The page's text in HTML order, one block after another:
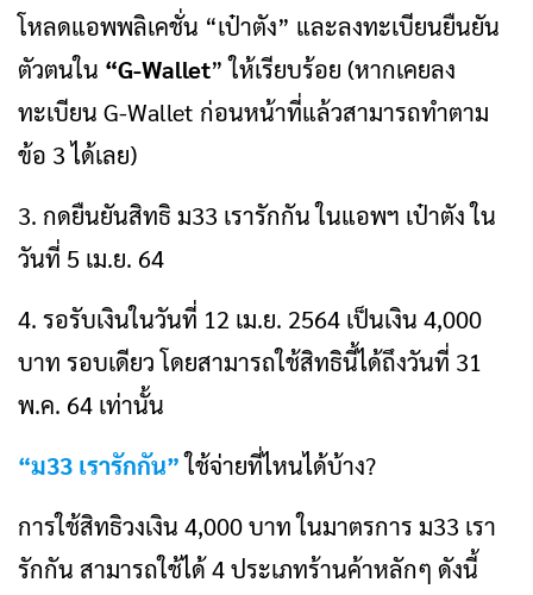
โหลดแอพพลิเคชั่น “เป๋าตัง” และลงทะเบียนยืนยัน
ตัวตนใน “G-Wallet” ให้เรียบร้อย (หากเคยลง
ทะเบียน G-Wallet ก่อนหน้าที่แล้วสามารถทำตาม
ข้อ 3 ได้เลย)
3. กดยืนยันสิทธิ ม33 เรารักกัน ในแอพฯ เป๋าตัง ใน
วันที่ 5 เม.ย. 64
4. รอรับเงินในวันที่ 12 เม.ย. 2564 เป็นเงิน 4,000
บาท รอบเดียว โดยสามารถใช้สิทธินี้ได้ถึงวันที่ 31
พ.ค. 64 เท่านั้น
“ม33 เรารักกัน”ใช้จ่ายที่ไหนได้บ้าง?
การใช้สิทธิวงเงิน 4,000 บาท ในมาตรการ ม33 เรา
รักกัน สามารถใช้ได้ 4 ประเภทร้านค้าหลักๆ ดังนี้